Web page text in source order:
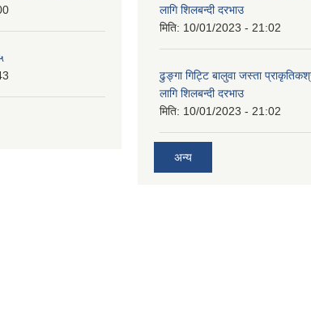
लागि शिलबन्दी दरभाउ
मिति: 10/01/2023 - 21:02
ढुङ्गा गिट्टि बालुवा जस्ता
लागि शिलबन्दी दरभाउ
मिति: 10/01/2023 - 21:02
अन्य